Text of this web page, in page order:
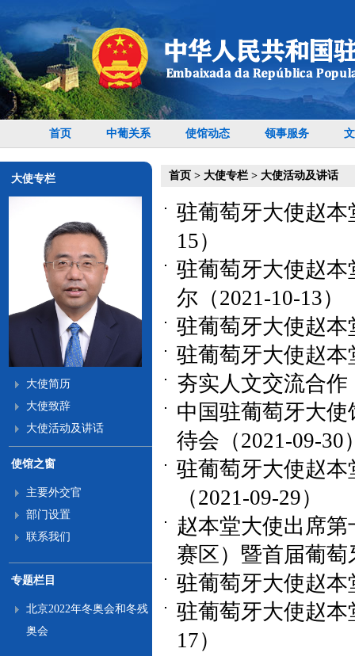
首页 中葡关系 使馆动态 领事服务
大使专栏
大使简历
大使致辞
大使活动及讲话
使馆之窗
主要外交官
部门设置
联系我们
专题栏目
北京2022年冬奥会和冬残
奥会
首页 > 大使专栏 > 大使活动及讲话
驻葡萄牙大使赵本
15）
驻葡萄牙大使赵
尔（2021-10-13）
驻葡萄牙大使赵本
驻葡萄牙大使赵本
夯实人文交流合作
中国驻葡萄牙大
待会（2021-09-30
驻葡萄牙大使赵
（2021-09-29）
赵本堂大使出席
赛区）暨首届葡萄
驻葡萄牙大使赵本
驻葡萄牙大使赵本
17）